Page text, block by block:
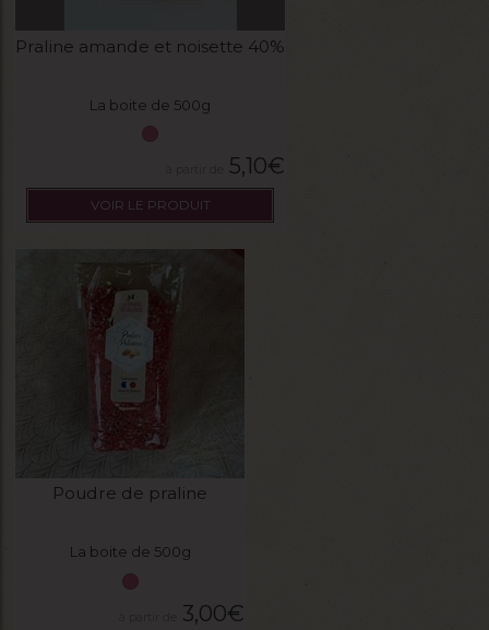
Praline amande et noisette 40%
La boite de 500g
5,10€
VOIR LE PRODUIT
Poudre de praline
La boite de 500g
3,00€